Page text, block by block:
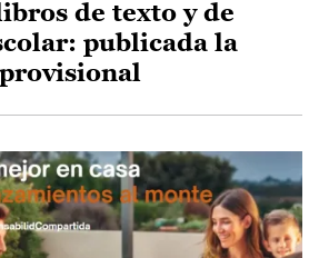
de texto y de
publicada la